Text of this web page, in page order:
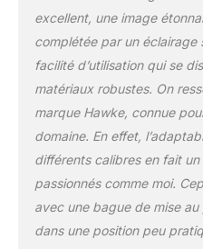
excellent, une image
complétée par un éclairage
facilité d’utilisation qui se
matériaux robustes. On
marque Hawke, connue
domaine. En effet,
différents calibres en fait
passionnés comme moi.
avec une bague de mise
dans une position peu